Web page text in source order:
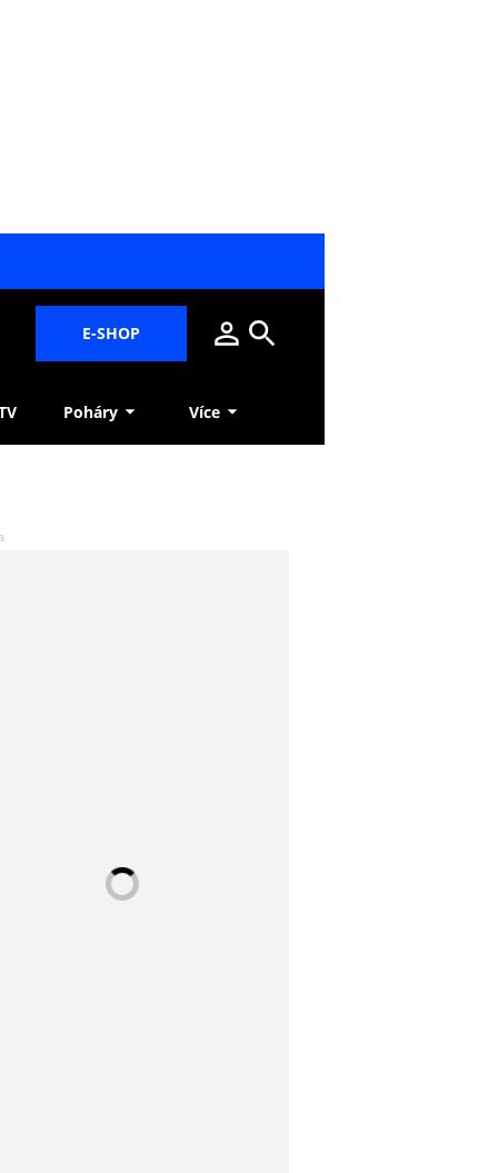
E-SHOP
Poháry Více